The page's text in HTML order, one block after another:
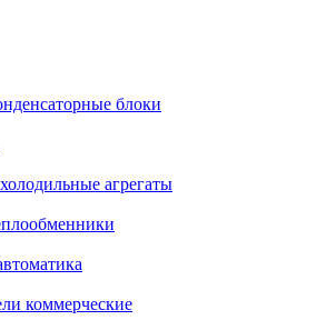
блоки
агрегаты
коммерческие